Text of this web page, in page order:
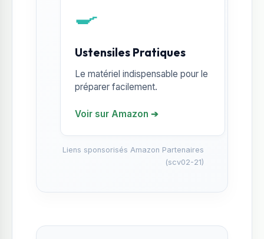
🍳
Ustensiles Pratiques
Le matériel indispensable pour le
préparer facilement.
Voir sur Amazon ➔
Liens sponsorisés Amazon Partenaires
(scv02-21)